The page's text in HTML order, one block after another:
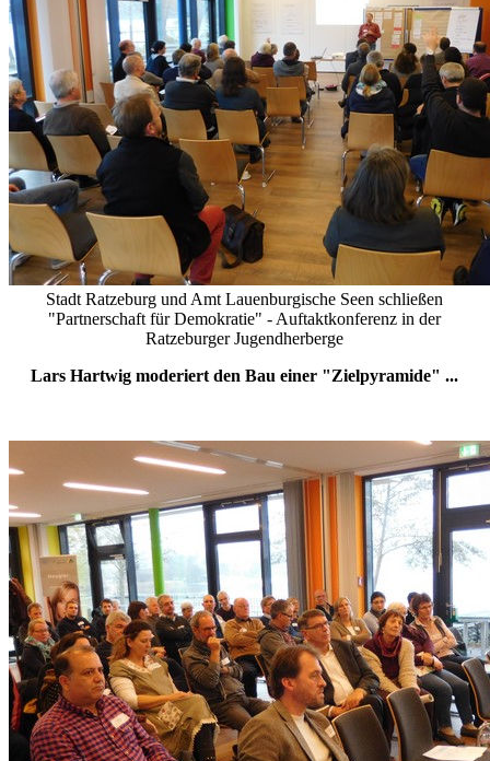
Stadt Ratzeburg und Amt Lauenburgische Seen schließen
"Partnerschaft für Demokratie" - Auftaktkonferenz in der
Ratzeburger Jugendherberge
Lars Hartwig moderiert den Bau einer "Zielpyramide" ...